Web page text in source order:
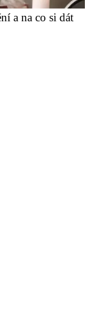
a na co si dát